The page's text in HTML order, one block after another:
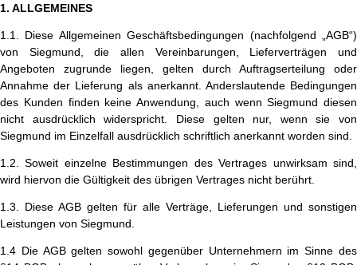
1. ALLGEMEINES
1.1. Diese Allgemeinen Geschäftsbedingungen (nachfolgend „AGB“)
von Siegmund, die allen Vereinbarungen, Lieferverträgen und
Angeboten zugrunde liegen, gelten durch Auftragserteilung oder
Annahme der Lieferung als anerkannt. Anderslautende Bedingungen
des Kunden finden keine Anwendung, auch wenn Siegmund diesen
nicht ausdrücklich widerspricht. Diese gelten nur, wenn sie von
Siegmund im Einzelfall ausdrücklich schriftlich anerkannt worden sind.
1.2. Soweit einzelne Bestimmungen des Vertrages unwirksam sind,
wird hiervon die Gültigkeit des übrigen Vertrages nicht berührt.
1.3. Diese AGB gelten für alle Verträge, Lieferungen und sonstigen
Leistungen von Siegmund.
1.4 Die AGB gelten sowohl gegenüber Unternehmern im Sinne des